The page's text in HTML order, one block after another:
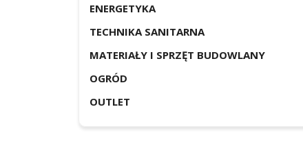
ENERGETYKA
TECHNIKA SANITARNA
MATERIAŁY I SPRZĘT BUDOWLANY
OGRÓD
OUTLET